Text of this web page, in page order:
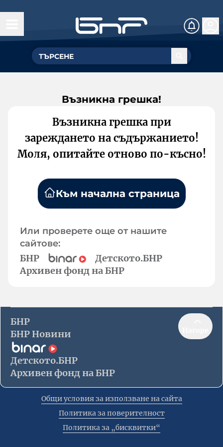
Възникна грешка!
Възникна грешка при
зареждането на съдържанието!
Моля, опитайте отново по-късно!
Към начална страница
Или проверете още от нашите
сайтове:
БНР
Детското.БНР
Архивен фонд на БНР
БНР
БНР Новини
Детското.БНР
Архивен фонд на БНР
Общи условия за използване на сайта
Политика за поверителност
Политика за „бисквитки“